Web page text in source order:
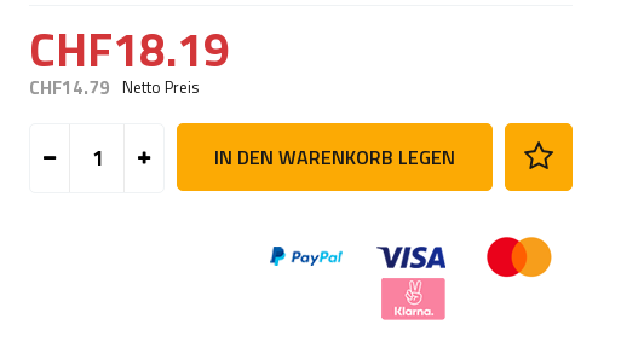
CHF18.19
CHF14.79 Netto Preis
IN DEN WARENKORB LEGEN